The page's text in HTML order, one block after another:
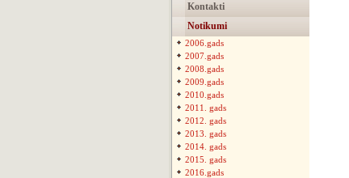
Kontakti
Notikumi
2006.gads
2007.gads
2008.gads
2009.gads
2010.gads
2011. gads
2012. gads
2013. gads
2014. gads
2015. gads
2016.gads